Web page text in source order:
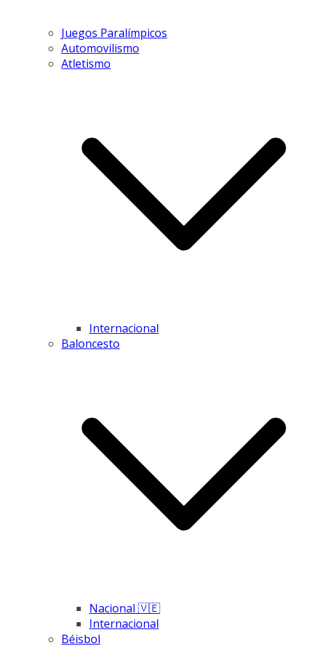
Juegos Paralímpicos
Automovilismo
Atletismo
Internacional
Baloncesto
Nacional 🇻🇪
Internacional
Béisbol